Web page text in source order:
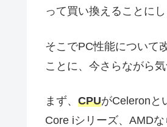
って買い換えることにし
そこでPC性能について
ことに、今さらながら気
まず、 CPUがCeleronと
Core iシリーズ、AMD